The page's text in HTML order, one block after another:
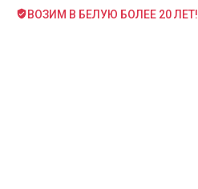
ВОЗИМ В БЕЛУЮ БОЛЕЕ 20 ЛЕТ!